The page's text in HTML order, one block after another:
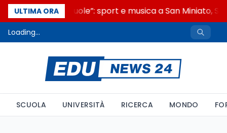
ULTIMA ORA
“Noi siamo le Scuole”: sport e musica a San Miniato,
Loading...
SCUOLA UNIVERSITÀ RICERCA MONDO